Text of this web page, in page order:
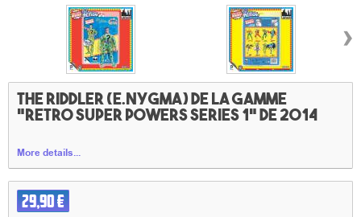
›
The Riddler (E.Nygma) de la gamme
"Retro Super Powers series 1" de 2014
More details...
29,90 €